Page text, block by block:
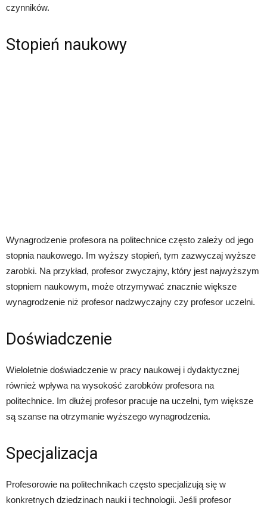
czynników.
Stopień naukowy
Wynagrodzenie profesora na politechnice często zależy od jego
stopnia naukowego. Im wyższy stopień, tym zazwyczaj wyższe
zarobki. Na przykład, profesor zwyczajny, który jest najwyższym
stopniem naukowym, może otrzymywać znacznie większe
wynagrodzenie niż profesor nadzwyczajny czy profesor uczelni.
Doświadczenie
Wieloletnie doświadczenie w pracy naukowej i dydaktycznej
również wpływa na wysokość zarobków profesora na
politechnice. Im dłużej profesor pracuje na uczelni, tym większe
są szanse na otrzymanie wyższego wynagrodzenia.
Specjalizacja
Profesorowie na politechnikach często specjalizują się w
konkretnych dziedzinach nauki i technologii. Jeśli profesor